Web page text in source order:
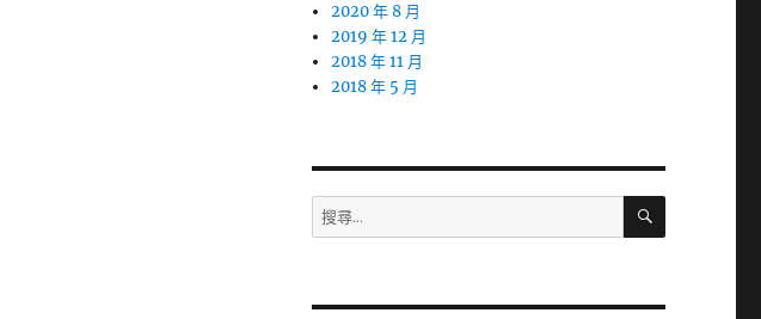
2020 年 8 月
2019 年 12 月
2018 年 11 月
2018 年 5 月
搜
尋
字:
搜